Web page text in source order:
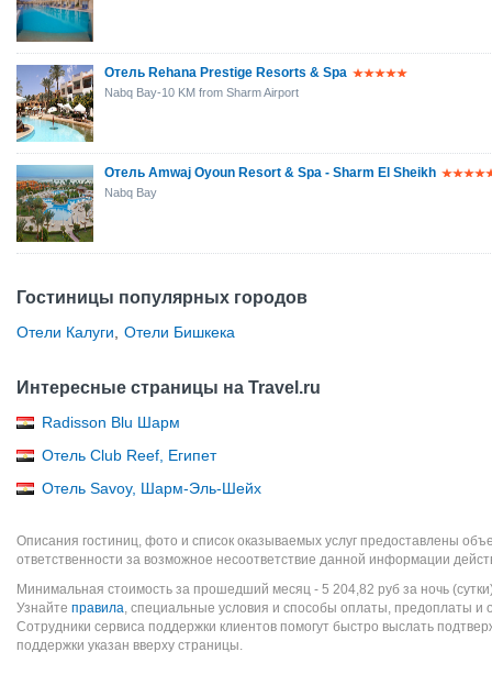
Отель Rehana Prestige Resorts & Spa
Nabq Bay-10 KM from Sharm Airport
Отель Amwaj Oyoun Resort & Spa - Sharm El Sheikh
Nabq Bay
Гостиницы популярных городов
Отели Калуги Отели Бишкека
Интересные страницы на Travel.ru
Radisson Blu Шарм
Отель Club Reef, Египет
Отель Savoy, Шарм-Эль-Шейх
Описания гостиниц, фото и список оказываемых услуг предоставлены
ответственности за возможное несоответствие данной информации
Минимальная стоимость за прошедший месяц - 5 204,82 руб за ночь
Узнайте правила, специальные условия и способы оплаты, предоплаты и
Сотрудники сервиса поддержки клиентов помогут быстро выслать
поддержки указан вверху страницы.